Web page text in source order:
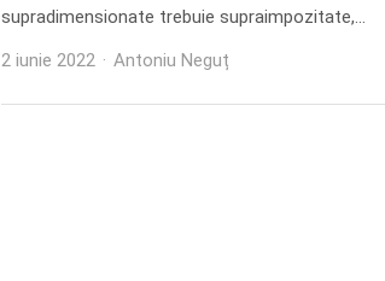
supradimensionate trebuie supraimpozitate,…
2 iunie 2022
Author
Antoniu Neguț